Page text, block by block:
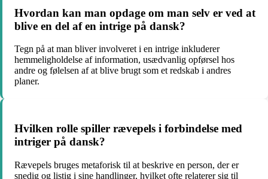
Hvordan kan man opdage om man selv er ved at
blive en del af en intrige på dansk?
Tegn på at man bliver involveret i en intrige inkluderer
hemmeligholdelse af information, usædvanlig opførsel hos
andre og følelsen af at blive brugt som et redskab i andres
planer.
Hvilken rolle spiller rævepels i forbindelse med
intriger på dansk?
Rævepels bruges metaforisk til at beskrive en person, der er
snedig og listig i sine handlinger, hvilket ofte relaterer sig til